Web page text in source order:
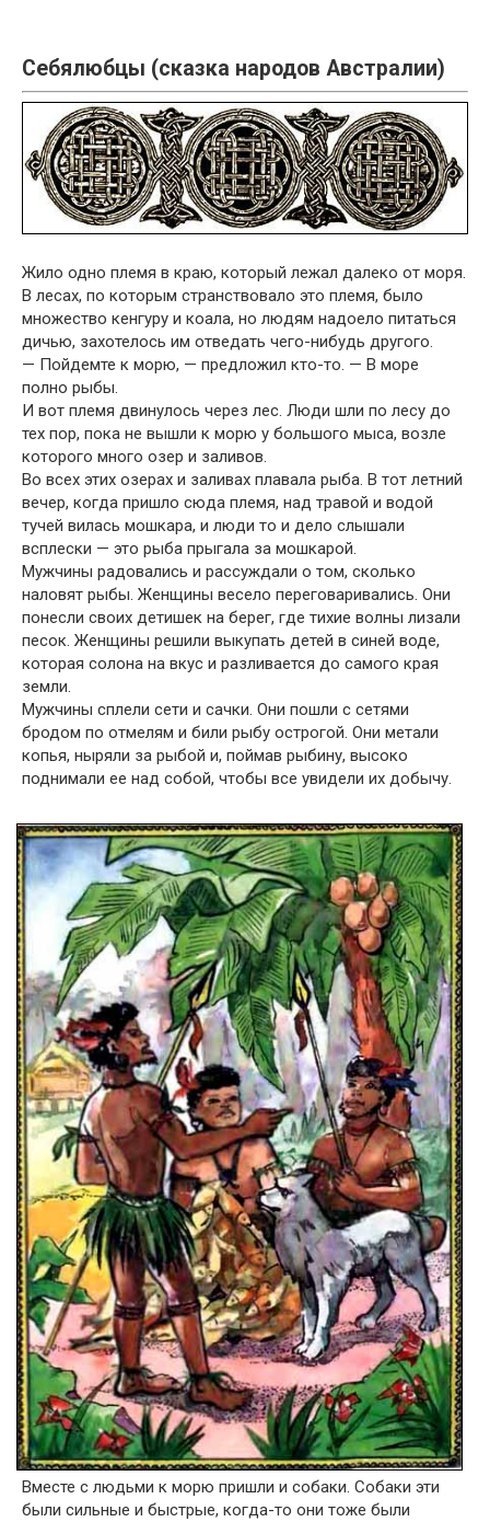
Себялюбцы (сказка народов Австралии)
Жило одно племя в краю, который лежал далеко от моря.
В лесах, по которым странствовало это племя, было
множество кенгуру и коала, но людям надоело питаться
дичью, захотелось им отведать чего-нибудь другого.
— Пойдемте к морю, — предложил кто-то. — В море
полно рыбы.
И вот племя двинулось через лес. Люди шли по лесу до
тех пор, пока не вышли к морю у большого мыса, возле
которого много озер и заливов.
Во всех этих озерах и заливах плавала рыба. В тот летний
вечер, когда пришло сюда племя, над травой и водой
тучей вилась мошкара, и люди то и дело слышали
всплески — это рыба прыгала за мошкарой.
Мужчины радовались и рассуждали о том, сколько
наловят рыбы. Женщины весело переговаривались. Они
понесли своих детишек на берег, где тихие волны лизали
песок. Женщины решили выкупать детей в синей воде,
которая солона на вкус и разливается до самого края
земли.
Мужчины сплели сети и сачки. Они пошли с сетями
бродом по отмелям и били рыбу острогой. Они метали
копья, ныряли за рыбой и, поймав рыбину, высоко
поднимали ее над собой, чтобы все увидели их добычу.
Вместе с людьми к морю пришли и собаки. Собаки эти
были сильные и быстрые, когда-то они тоже были